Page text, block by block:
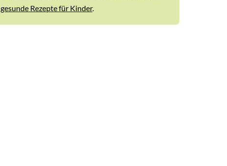
gesunde Rezepte für Kinder.